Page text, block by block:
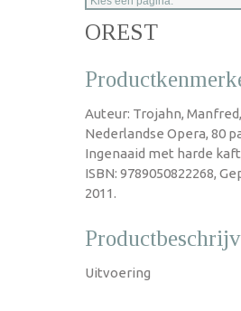
OREST
Auteur: Trojahn,
Nederlandse Opera, 80
Ingenaaid met harde
ISBN: 9789050822268,
2011.
Uitvoering